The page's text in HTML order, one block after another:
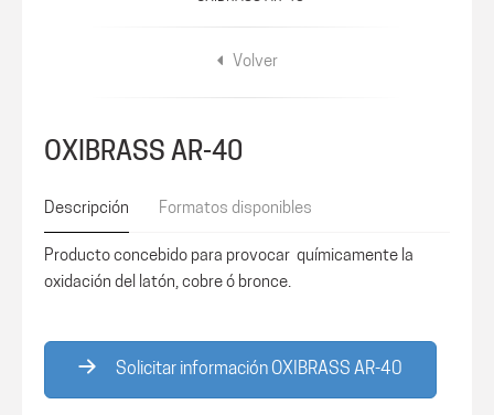
Volver
OXIBRASS AR-40
Descripción Formatos disponibles
Producto concebido para provocar químicamente la
oxidación del latón, cobre ó bronce.
Solicitar información OXIBRASS AR-40